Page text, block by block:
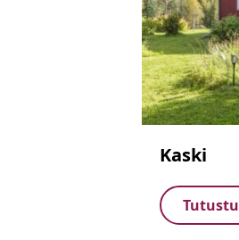
Kaski
Tutustu